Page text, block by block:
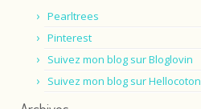
Pearltrees
Pinterest
Suivez mon blog sur Bloglovin
Suivez mon blog sur Hellocoton